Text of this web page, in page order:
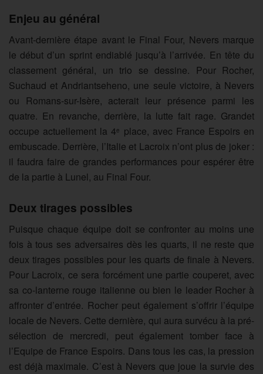
Enjeu au général
Avant-dernière étape avant le Final Four, Nevers marque
le début d’un sprint endiablé jusqu’à l’arrivée. En tête du
classement général, un trio se dessine. Pour Rocher,
Suchaud et Andriantseheno, une seule victoire, à Nevers
ou Romans-sur-Isère, acterait leur présence parmi les
quatre. En revanche, derrière, la lutte fait rage. Grandet
occupe actuellement la 4e
place, avec France Espoirs en
embuscade. Derrière, l’Italie et Lacroix n’ont plus de joker :
il faudra faire de grandes performances pour espérer être
de la partie à Lunel, au Final Four.
Deux tirages possibles
Puisque chaque équipe doit se confronter au moins une
fois à tous ses adversaires dès les quarts, il ne reste que
deux tirages possibles pour les quarts de finale à Nevers.
Pour Lacroix, ce sera forcément une partie couperet, avec
sa co-lanterne rouge italienne ou bien le leader Rocher à
affronter d’entrée. Rocher peut également s’offrir l’équipe
locale de Nevers. Cette dernière, qui aura survécu à la pré-
sélection de mercredi, peut également tomber face à
l’Equipe de France Espoirs. Dans tous les cas, la pression
est déjà maximale. C’est à Nevers que joue la survie des